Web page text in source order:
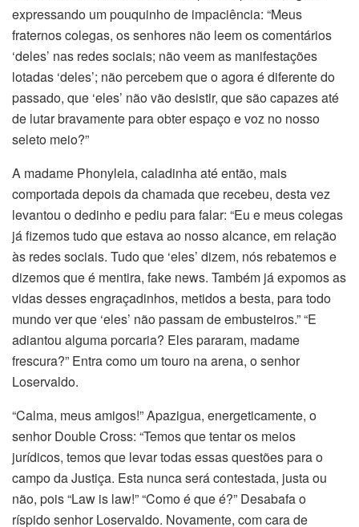
expressando um pouquinho de impaciência: “Meus
fraternos colegas, os senhores não leem os comentários
‘deles’ nas redes sociais; não veem as manifestações
lotadas ‘deles’; não percebem que o agora é diferente do
passado, que ‘eles’ não vão desistir, que são capazes até
de lutar bravamente para obter espaço e voz no nosso
seleto meio?”
A madame Phonyleia, caladinha até então, mais
comportada depois da chamada que recebeu, desta vez
levantou o dedinho e pediu para falar: “Eu e meus colegas
já fizemos tudo que estava ao nosso alcance, em relação
às redes sociais. Tudo que ‘eles’ dizem, nós rebatemos e
dizemos que é mentira, fake news. Também já expomos as
vidas desses engraçadinhos, metidos a besta, para todo
mundo ver que ‘eles’ não passam de embusteiros.” “E
adiantou alguma porcaria? Eles pararam, madame
frescura?” Entra como um touro na arena, o senhor
Loservaldo.
“Calma, meus amigos!” Apazigua, energeticamente, o
senhor Double Cross: “Temos que tentar os meios
jurídicos, temos que levar todas essas questões para o
campo da Justiça. Esta nunca será contestada, justa ou
não, pois “Law is law!” “Como é que é?” Desabafa o
ríspido senhor Loservaldo. Novamente, com cara de